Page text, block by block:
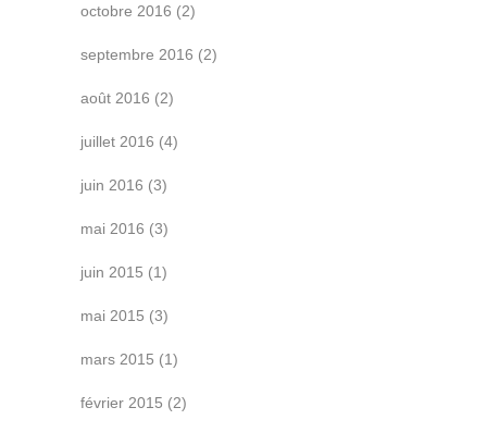
octobre 2016 (2)
septembre 2016 (2)
août 2016 (2)
juillet 2016 (4)
juin 2016 (3)
mai 2016 (3)
juin 2015 (1)
mai 2015 (3)
mars 2015 (1)
février 2015 (2)